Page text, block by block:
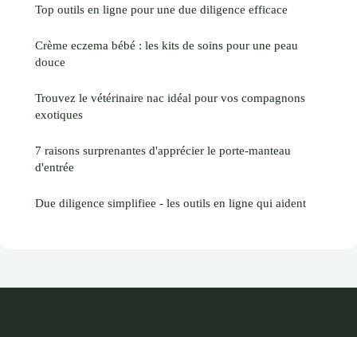
Top outils en ligne pour une due diligence efficace
Crème eczema bébé : les kits de soins pour une peau
douce
Trouvez le vétérinaire nac idéal pour vos compagnons
exotiques
7 raisons surprenantes d'apprécier le porte-manteau
d'entrée
Due diligence simplifiee - les outils en ligne qui aident